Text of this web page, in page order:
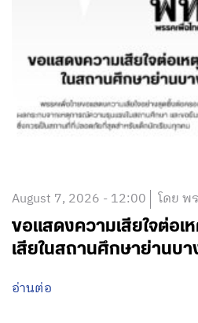
August 7, 2026 - 12:00 โดย พ
ขอแสดงความเสียใจต่อ
เสียในสถานศึกษาย่านบ
อ่านต่อ